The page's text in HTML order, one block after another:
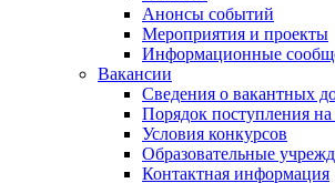
Анонсы событий
Мероприятия и проекты
Информационные
Вакансии
Сведения о вакантных
Порядок поступления
Условия конкурсов
Образовательные
Контактная информация